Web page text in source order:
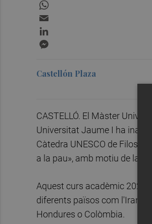
Castellón Plaza
CASTELLÓ. El Màster
Universitat Jaume I ha
Càtedra UNESCO de
a la pau», amb motiu de la
Aquest curs acadèmic
diferents països com l'Iran,
Hondures o Colòmbia.